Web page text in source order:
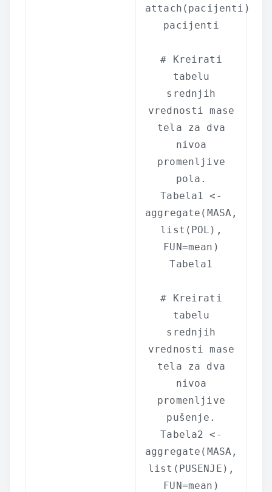
attach (pacijenti)
pacijenti
# Kreirati
tabelu
srednjih
vrednosti mase
tela za dva
nivoa
promenljive
pola.
Tabela1 <-
aggregate (MASA,
list (POL),
FUN=mean)
Tabela1
# Kreirati
tabelu
srednjih
vrednosti mase
tela za dva
nivoa
promenljive
pušenje.
Tabela2 <-
aggregate (MASA,
list (PUSENJE),
FUN=mean)